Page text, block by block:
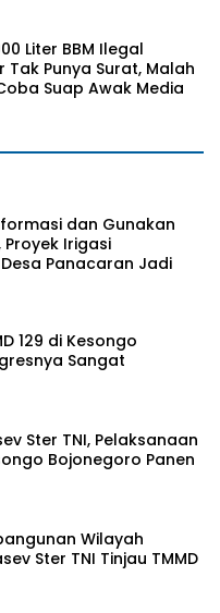
Liter BBM Ilegal
Tak Punya Surat, Malah
Suap Awak Media
dan Gunakan
Irigasi
Panacaran Jadi
129 di Kesongo
Sangat
Ster TNI, Pelaksanaan
Bojonegoro Panen
Wilayah
Ster TNI Tinjau TMMD